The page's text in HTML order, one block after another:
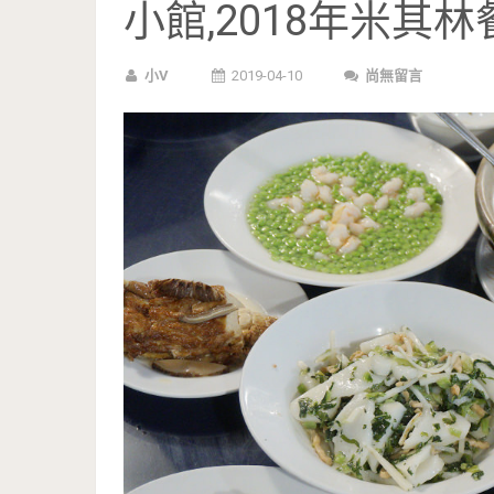
小館,2018年米其林
小V 2019-04-10 尚無留言